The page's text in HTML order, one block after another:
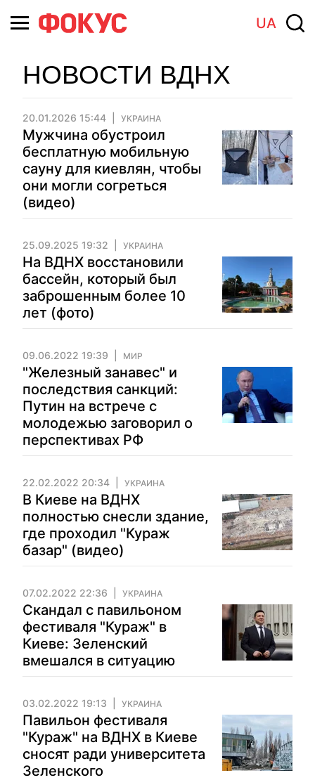
UA
НОВОСТИ ВДНХ
20.01.2026 15:44 УКРАИНА
Мужчина обустроил
бесплатную мобильную
сауну для киевлян, чтобы
они могли согреться
(видео)
25.09.2025 19:32 УКРАИНА
На ВДНХ восстановили
бассейн, который был
заброшенным более 10
лет (фото)
09.06.2022 19:39 МИР
"Железный занавес" и
последствия санкций:
Путин на встрече с
молодежью заговорил о
перспективах РФ
22.02.2022 20:34 УКРАИНА
В Киеве на ВДНХ
полностью снесли здание,
где проходил "Кураж
базар" (видео)
07.02.2022 22:36 УКРАИНА
Скандал с павильоном
фестиваля "Кураж" в
Киеве: Зеленский
вмешался в ситуацию
03.02.2022 19:13 УКРАИНА
Павильон фестиваля
"Кураж" на ВДНХ в Киеве
сносят ради университета
Зеленского